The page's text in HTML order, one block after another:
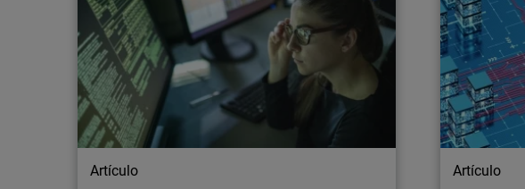
Artículo Artículo